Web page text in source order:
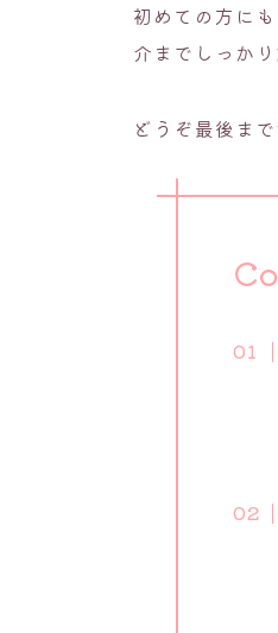
初めての方に
介までしっかり
どうぞ最後ま